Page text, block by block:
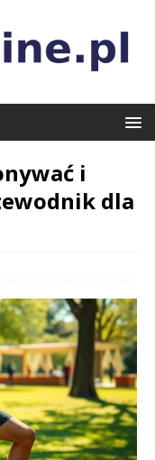
i
dla